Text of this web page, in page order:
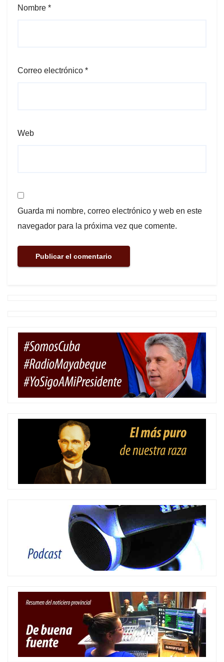
Nombre *
Correo electrónico *
Web
Guarda mi nombre, correo electrónico y web en este
navegador para la próxima vez que comente.